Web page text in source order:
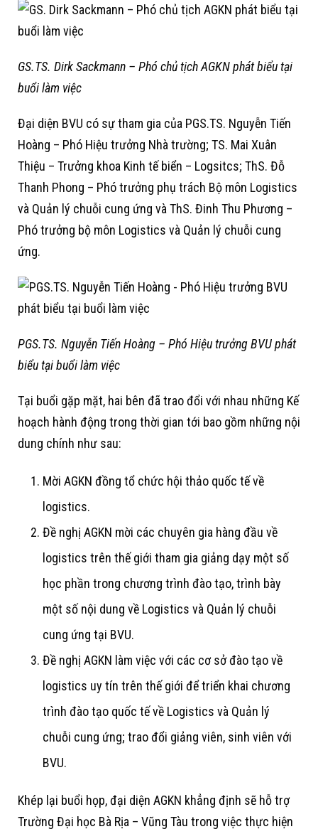
GS.TS. Dirk Sackmann – Phó chủ tịch AGKN phát biểu tại
buổi làm việc
Đại diện BVU có sự tham gia của PGS.TS. Nguyễn Tiến
Hoàng – Phó Hiệu trưởng Nhà trường; TS. Mai Xuân
Thiệu – Trưởng khoa Kinh tế biển – Logsitcs; ThS. Đỗ
Thanh Phong – Phó trưởng phụ trách Bộ môn Logistics
và Quản lý chuỗi cung ứng và ThS. Đinh Thu Phương –
Phó trưởng bộ môn Logistics và Quản lý chuỗi cung
ứng.
PGS.TS. Nguyễn Tiến Hoàng – Phó Hiệu trưởng BVU phát
biểu tại buổi làm việc
Tại buổi gặp mặt, hai bên đã trao đổi với nhau những Kế
hoạch hành động trong thời gian tới bao gồm những nội
dung chính như sau:
Mời AGKN đồng tổ chức hội thảo quốc tế về
logistics.
Đề nghị AGKN mời các chuyên gia hàng đầu về
logistics trên thế giới tham gia giảng dạy một số
học phần trong chương trình đào tạo, trình bày
một số nội dung về Logistics và Quản lý chuỗi
cung ứng tại BVU.
Đề nghị AGKN làm việc với các cơ sở đào tạo về
logistics uy tín trên thế giới để triển khai chương
trình đào tạo quốc tế về Logistics và Quản lý
chuỗi cung ứng; trao đổi giảng viên, sinh viên với
BVU.
Khép lại buổi họp, đại diện AGKN khẳng định sẽ hỗ trợ
Trường Đại học Bà Rịa – Vũng Tàu trong việc thực hiện